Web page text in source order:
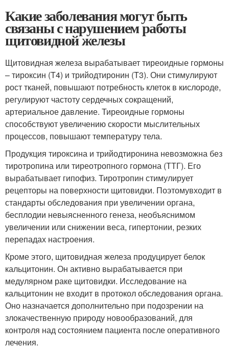
Какие заболевания могут быть
связаны с нарушением работы
щитовидной железы
Щитовидная железа вырабатывает тиреоидные гормоны
– тироксин (T4) и трийодтиронин (T3). Они стимулируют
рост тканей, повышают потребность клеток в кислороде,
регулируют частоту сердечных сокращений,
артериальное давление. Тиреоидные гормоны
способствуют увеличению скорости мыслительных
процессов, повышают температуру тела.
Продукция тироксина и трийодтиронина невозможна без
тиротропина или тиреотропного гормона (ТТГ). Его
вырабатывает гипофиз. Тиротропин стимулирует
рецепторы на поверхности щитовидки. Поэтомувходит в
стандарты обследования при увеличении органа,
бесплодии невыясненного генеза, необъяснимом
увеличении или снижении веса, гипертонии, резких
перепадах настроения.
Кроме этого, щитовидная железа продуцирует белок
кальцитонин. Он активно вырабатывается при
медулярном раке щитовидки. Исследование на
кальцитонин не входит в протокол обследования органа.
Оно назначается дополнительно при подозрении на
злокачественную природу новообразований, для
контроля над состоянием пациента после оперативного
лечения.